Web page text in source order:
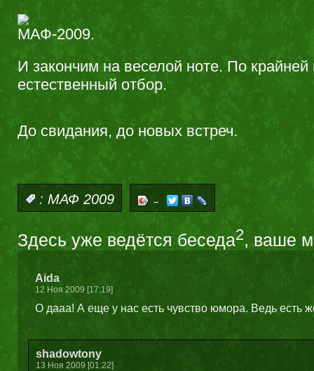
И закончим на веселой ноте. По крайней
естественный отбор.
До свидания, до новых встреч.
: МАФ 2009 →
Здесь уже ведётся беседа2, ваше
Aida
12 Ноя 2009 [17:19]
О дааа! А еще у нас есть чувство юмора. Ведь есть
shadowtony
13 Ноя 2009 [01:22]